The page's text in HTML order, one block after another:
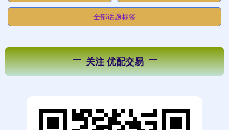
全部话题标签
关注 优配交易